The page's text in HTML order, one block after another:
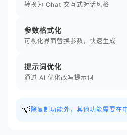
转换为 Chat 交互式对话风格
参数格式化
可视化界面替换参数，快速生成
提示词优化
通过 AI 优化改写提示词
💡 除复制功能外，其他功能需要在